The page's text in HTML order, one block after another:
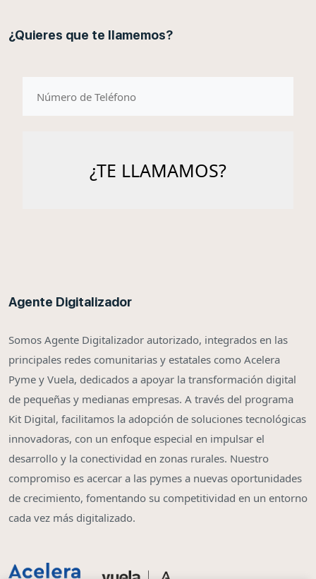
¿Quieres que te llamemos?
Agente Digitalizador
Somos Agente Digitalizador autorizado, integrados en las
principales redes comunitarias y estatales como Acelera
Pyme y Vuela, dedicados a apoyar la transformación digital
de pequeñas y medianas empresas. A través del programa
Kit Digital, facilitamos la adopción de soluciones tecnológicas
innovadoras, con un enfoque especial en impulsar el
desarrollo y la conectividad en zonas rurales. Nuestro
compromiso es acercar a las pymes a nuevas oportunidades
de crecimiento, fomentando su competitividad en un entorno
cada vez más digitalizado.